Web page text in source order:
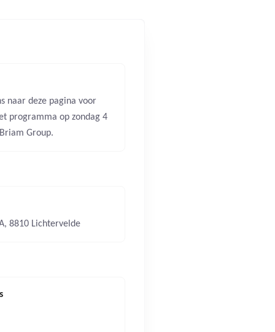
naar deze pagina voor
programma op zondag 4
Group.
8810 Lichtervelde